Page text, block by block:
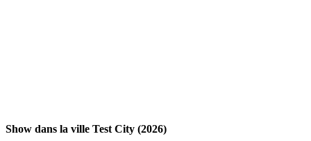
Show dans la ville Test City (2026)